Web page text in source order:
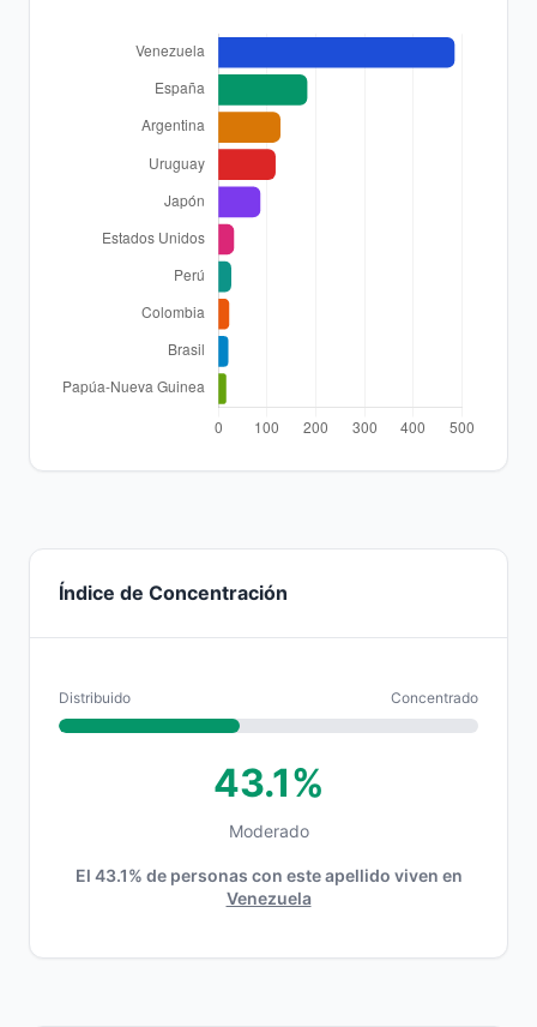
Índice de Concentración
Distribuido Concentrado
43.1%
Moderado
El 43.1% de personas con este apellido viven en
Venezuela